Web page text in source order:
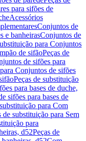
para sifões de
Acessórios
Conjuntos de
e banheirasConjuntos de
para Conjuntos
de sifãoPeças de
de sifões para
Conjuntos de sifões
Peças de substituição
para bases de duche,
sifões para bases de
para Com
de substituição para Sem
para
d52Peças de